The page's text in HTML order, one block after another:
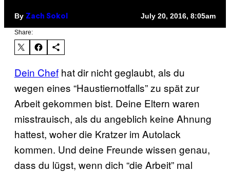
By Zach Sokol July 20, 2016, 8:05am
Share:
Dein Chef hat dir nicht geglaubt, als du
wegen eines “Haustiernotfalls” zu spät zur
Arbeit gekommen bist. Deine Eltern waren
misstrauisch, als du angeblich keine Ahnung
hattest, woher die Kratzer im Autolack
kommen. Und deine Freunde wissen genau,
dass du lügst, wenn dich “die Arbeit” mal